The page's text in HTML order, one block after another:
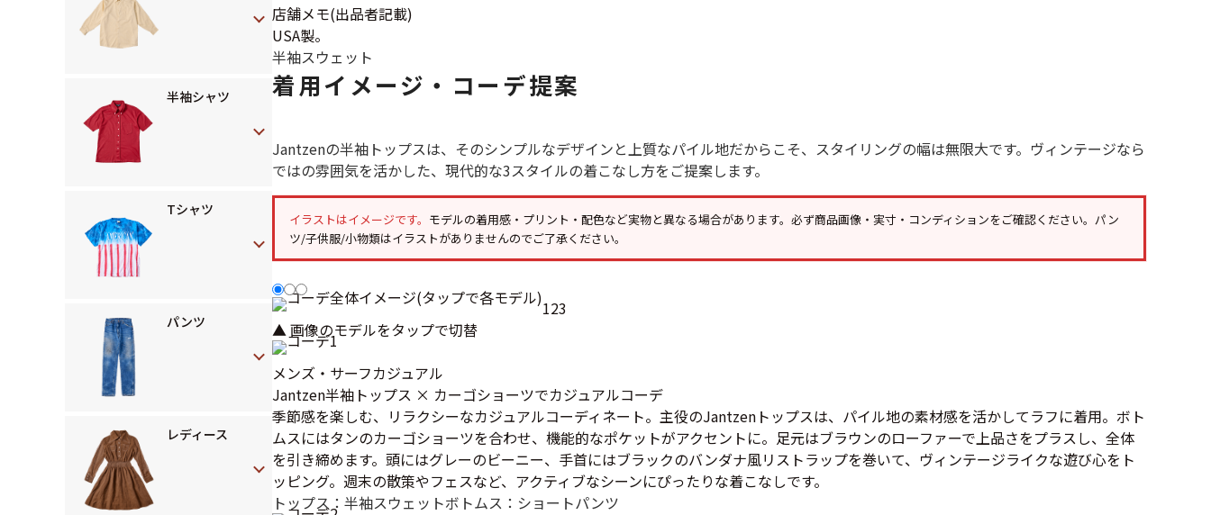
60年代 50年代 40年代
すべての年代を見る
店舗メモ(出品者記載)
USA製。
半袖スウェット
着用イメージ・コーデ提案
Jantzenの半袖トップスは、そのシンプルなデザインと上質なパイル地だからこそ、スタイリングの幅は無限大です。ヴィンテージなら
ではの雰囲気を活かした、現代的な3スタイルの着こなし方をご提案します。
イラストはイメージです。 モデルの着用感・プリント・配色など実物と異なる場合があります。必ず商品画像・実寸・コンディションをご確認ください。パン
ツ/子供服/小物類はイラストがありませんのでご了承ください。
123
▲ 画像のモデルをタップで切替
メンズ・サーフカジュアル
Jantzen半袖トップス × カーゴショーツでカジュアルコーデ
季節感を楽しむ、リラクシーなカジュアルコーディネート。主役のJantzenトップスは、パイル地の素材感を活かしてラフに着用。ボト
ムスにはタンのカーゴショーツを合わせ、機能的なポケットがアクセントに。足元はブラウンのローファーで上品さをプラスし、全体
を引き締めます。頭にはグレーのビーニー、手首にはブラックのバンダナ風リストラップを巻いて、ヴィンテージライクな遊び心をト
ッピング。週末の散策やフェスなど、アクティブなシーンにぴったりな着こなしです。
トップス：半袖スウェットボトムス：ショートパンツ
半袖シャツ
Tシャツ
パンツ
レディース